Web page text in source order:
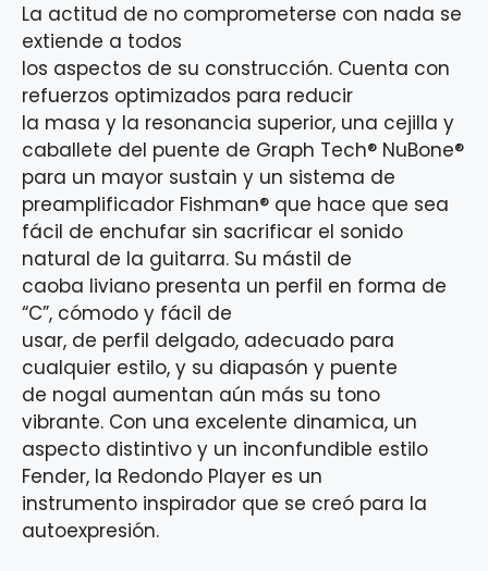
La actitud de no comprometerse con nada se
extiende a todos
los aspectos de su construcción. Cuenta con
refuerzos optimizados para reducir
la masa y la resonancia superior, una cejilla y
caballete del puente de Graph Tech® NuBone®
para un mayor sustain y un sistema de
preamplificador Fishman® que hace que sea
fácil de enchufar sin sacrificar el sonido
natural de la guitarra. Su mástil de
caoba liviano presenta un perfil en forma de
“C”, cómodo y fácil de
usar, de perfil delgado, adecuado para
cualquier estilo, y su diapasón y puente
de nogal aumentan aún más su tono
vibrante. Con una excelente dinamica, un
aspecto distintivo y un inconfundible estilo
Fender, la Redondo Player es un
instrumento inspirador que se creó para la
autoexpresión.